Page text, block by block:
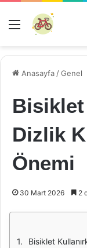
Menü
Anasayfa /Genel
Bisiklet
Dizlik
Önemi
30 Mart 2026 2
Bisiklet